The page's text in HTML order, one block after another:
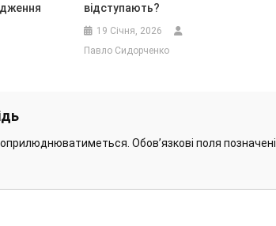
відступають?
19 Січня, 2026
Павло Сидорченко
Обов’язкові поля позначені